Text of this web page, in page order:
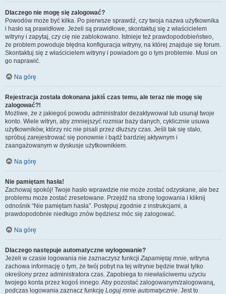
Dlaczego nie mogę się zalogować?
Powodów może być kilka. Po pierwsze sprawdź, czy twoja nazwa użytkownika
i hasło są prawidłowe. Jeżeli są prawidłowe, skontaktuj się z właścicielem
witryny i zapytaj, czy cię nie zablokowano. Istnieje też prawdopodobieństwo,
że problem powoduje błędna konfiguracja witryny, na której znajduje się forum.
Skontaktuj się z właścicielem witryny i powiadom go o tym problemie. Musi on
go naprawić.
Na górę
Rejestracja została dokonana jakiś czas temu, ale teraz nie mogę się
zalogować?!
Możliwe, że z jakiegoś powodu administrator dezaktywował lub usunął twoje
konto. Wiele witryn, aby zmniejszyć rozmiar bazy danych, cyklicznie usuwa
użytkowników, którzy nic nie pisali przez dłuższy czas. Jeśli tak się stało,
spróbuj zarejestrować się ponownie i bądź bardziej aktywnym i
zaangażowanym w dyskusje użytkownikiem.
Na górę
Nie pamiętam hasła!
Zachowaj spokój! Twoje hasło wprawdzie nie może zostać odzyskane, ale bez
problemu może zostać zresetowane. Przejdź na stronę logowania i kliknij
odnośnik “Nie pamiętam hasła”. Postępuj zgodnie z instrukcjami, a
prawdopodobnie niedługo znów będziesz móc się zalogować.
Na górę
Dlaczego następuje automatyczne wylogowanie?
Jeżeli w czasie logowania nie zaznaczysz funkcjiZapamiętaj mnie, witryna
zachowa informację o tym, że twój pobyt na tej witrynie będzie trwał tylko
określony przez administratora czas. Zapobiega to niewłaściwemu użyciu
twojego konta przez kogoś innego. Aby pozostać zalogowanym/zalogowaną,
podczas logowania zaznacz funkcję Loguj mnie automatycznie. Jest to